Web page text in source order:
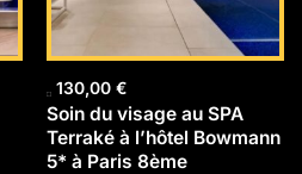
130,00 €
Soin du visage au SPA
Terraké à l’hôtel Bowmann
5* à Paris 8ème